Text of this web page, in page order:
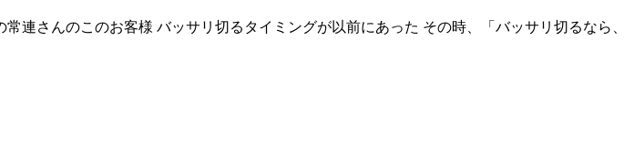
連さんのこのお客様 バッサリ切るタイミングが以前にあった その時、「バッサリ切るなら、